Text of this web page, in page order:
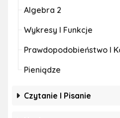
Algebra 2
Wykresy I Funkcje
Prawdopodobieństwo I
Pieniądze
Czytanie I Pisanie